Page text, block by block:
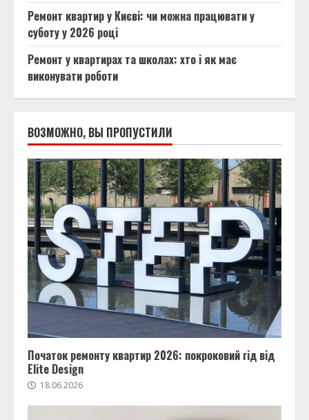
Ремонт квартир у Києві: чи можна працювати у
суботу у 2026 році
Ремонт у квартирах та школах: хто і як має
виконувати роботи
ВОЗМОЖНО, ВЫ ПРОПУСТИЛИ
Початок ремонту квартир 2026: покроковий гід від
Elite Design
18.06.2026